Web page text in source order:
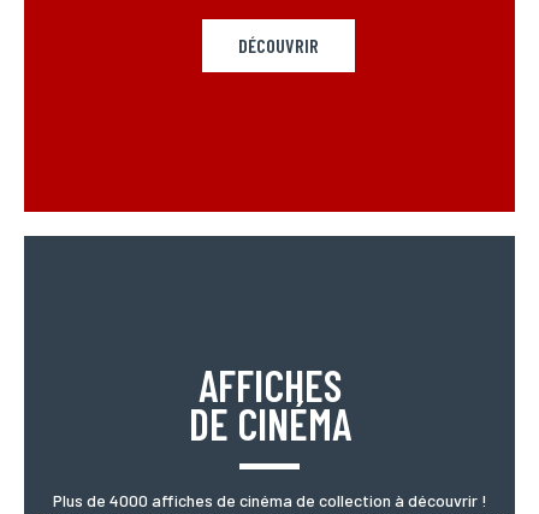
DÉCOUVRIR
AFFICHES
DE CINÉMA
Plus de 4000 affiches de cinéma de collection à découvrir !